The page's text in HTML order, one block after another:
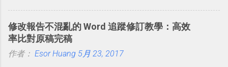
Facebook中接收到朋友互動產生的樂趣
與益處。例如經由Facebook專屬頁面建
立的「 電腦玩物 」粉絲專頁，我把自己
打造一個更自動化的電腦工作流程。
修改報告不混亂的 Word 追蹤修訂教學：高效
率比對原稿完稿
作者： Esor Huang 5月 23, 2017